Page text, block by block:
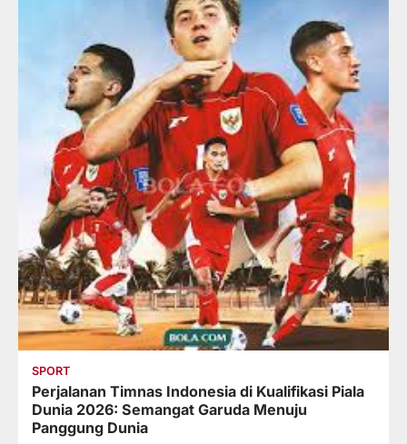
SPORT
Perjalanan Timnas Indonesia di Kualifikasi Piala
Dunia 2026: Semangat Garuda Menuju
Panggung Dunia